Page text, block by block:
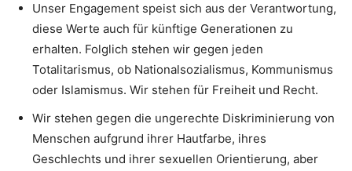
Unser Engagement speist sich aus der Verantwortung,
diese Werte auch für künftige Generationen zu
erhalten. Folglich stehen wir gegen jeden
Totalitarismus, ob Nationalsozialismus, Kommunismus
oder Islamismus. Wir stehen für Freiheit und Recht.
Wir stehen gegen die ungerechte Diskriminierung von
Menschen aufgrund ihrer Hautfarbe, ihres
Geschlechts und ihrer sexuellen Orientierung, aber